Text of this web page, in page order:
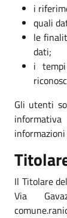
i
quali
le
dati;
i
Gli utenti
Il Titolare
Via